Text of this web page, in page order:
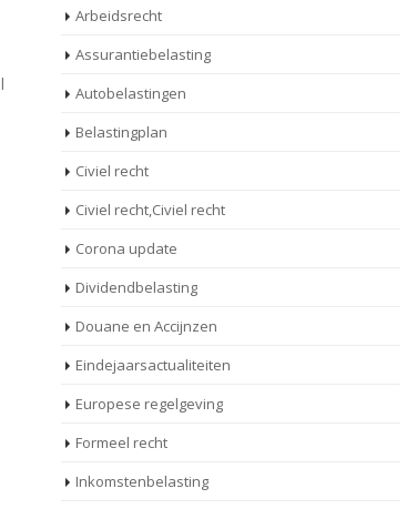
Arbeidsrecht
Assurantiebelasting
Autobelastingen
Belastingplan
Civiel recht
Civiel recht,Civiel recht
Corona update
Dividendbelasting
Douane en Accijnzen
Eindejaarsactualiteiten
Europese regelgeving
Formeel recht
Inkomstenbelasting